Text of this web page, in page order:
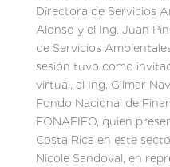
Directora de Servicios
Alonso y el Ing. Juan
de Servicios
sesión tuvo como
virtual, al Ing. Gilmar
Fondo Nacional de
FONAFIFO, quien
Costa Rica en este
Nicole Sandoval, en